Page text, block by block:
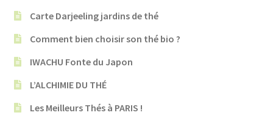
Carte Darjeeling jardins de thé
Comment bien choisir son thé bio ?
IWACHU Fonte du Japon
L’ALCHIMIE DU THÉ
Les Meilleurs Thés à PARIS !